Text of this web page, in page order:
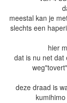
meestal kan je
slechts een
hier
dat is nu net dat
deze draad is